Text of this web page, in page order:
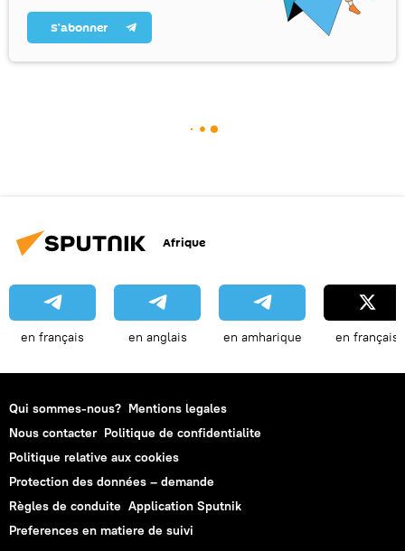
S’abonner
Afrique
en français en anglais en amharique en français
Qui sommes-nous? Mentions legales
Nous contacter Politique de confidentialite
Politique relative aux cookies
Protection des données – demande
Règles de conduite Application Sputnik
Preferences en matiere de suivi